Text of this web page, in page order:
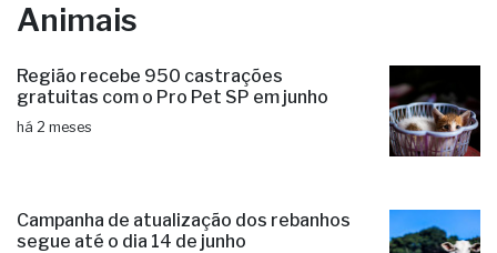
Animais
Região recebe 950 castrações
gratuitas com o Pro Pet SP em junho
há 2 meses
Campanha de atualização dos rebanhos
segue até o dia 14 de junho